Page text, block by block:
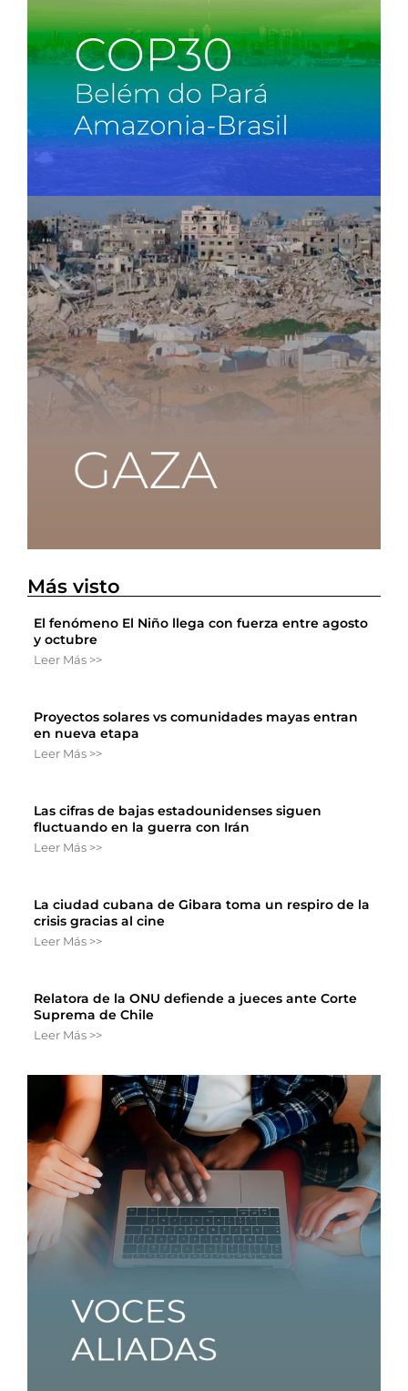
Más visto
El fenómeno El Niño llega con fuerza entre agosto
y octubre
Leer Más >>
Proyectos solares vs comunidades mayas entran
en nueva etapa
Leer Más >>
Las cifras de bajas estadounidenses siguen
fluctuando en la guerra con Irán
Leer Más >>
La ciudad cubana de Gibara toma un respiro de la
crisis gracias al cine
Leer Más >>
Relatora de la ONU defiende a jueces ante Corte
Suprema de Chile
Leer Más >>